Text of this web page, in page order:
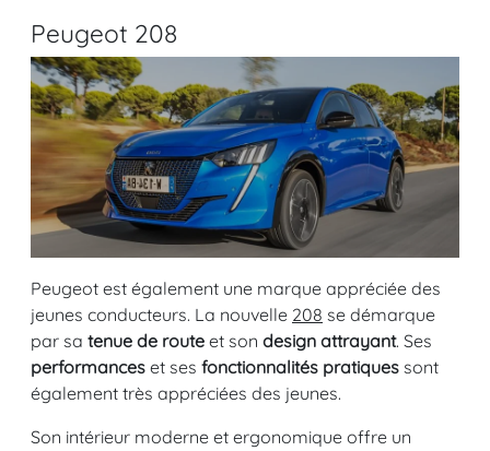
Peugeot 208
Peugeot est également une marque appréciée des
jeunes conducteurs. La nouvelle 208 se démarque
par sa tenue de route et son design attrayant. Ses
performances et ses fonctionnalités pratiques sont
également très appréciées des jeunes.
Son intérieur moderne et ergonomique offre un